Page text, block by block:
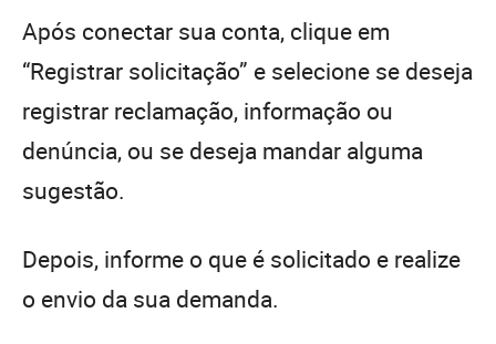
Após conectar sua conta, clique em
“Registrar solicitação” e selecione se deseja
registrar reclamação, informação ou
denúncia, ou se deseja mandar alguma
sugestão.
Depois, informe o que é solicitado e realize
o envio da sua demanda.